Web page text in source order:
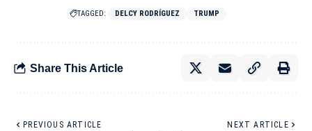
TAGGED: DELCY RODRÍGUEZ TRUMP
Share This Article
PREVIOUS ARTICLE NEXT ARTICLE